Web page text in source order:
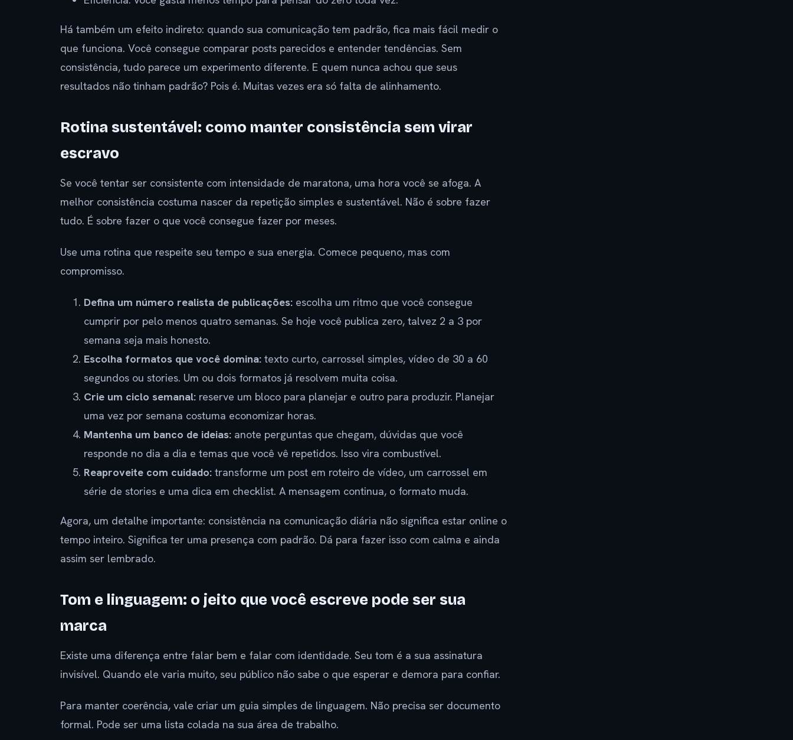
Há também um efeito indireto: quando sua comunicação tem padrão, fica mais fácil medir o
que funciona. Você consegue comparar posts parecidos e entender tendências. Sem
consistência, tudo parece um experimento diferente. E quem nunca achou que seus
resultados não tinham padrão? Pois é. Muitas vezes era só falta de alinhamento.
Rotina sustentável: como manter consistência sem virar
escravo
Se você tentar ser consistente com intensidade de maratona, uma hora você se afoga. A
melhor consistência costuma nascer da repetição simples e sustentável. Não é sobre fazer
tudo. É sobre fazer o que você consegue fazer por meses.
Use uma rotina que respeite seu tempo e sua energia. Comece pequeno, mas com
compromisso.
Defina um número realista de publicações: escolha um ritmo que você consegue
cumprir por pelo menos quatro semanas. Se hoje você publica zero, talvez 2 a 3 por
semana seja mais honesto.
Escolha formatos que você domina: texto curto, carrossel simples, vídeo de 30 a 60
segundos ou stories. Um ou dois formatos já resolvem muita coisa.
Crie um ciclo semanal: reserve um bloco para planejar e outro para produzir. Planejar
uma vez por semana costuma economizar horas.
Mantenha um banco de ideias: anote perguntas que chegam, dúvidas que você
responde no dia a dia e temas que você vê repetidos. Isso vira combustível.
Reaproveite com cuidado: transforme um post em roteiro de vídeo, um carrossel em
série de stories e uma dica em checklist. A mensagem continua, o formato muda.
Agora, um detalhe importante: consistência na comunicação diária não significa estar online o
tempo inteiro. Significa ter uma presença com padrão. Dá para fazer isso com calma e ainda
assim ser lembrado.
Tom e linguagem: o jeito que você escreve pode ser sua
marca
Existe uma diferença entre falar bem e falar com identidade. Seu tom é a sua assinatura
invisível. Quando ele varia muito, seu público não sabe o que esperar e demora para confiar.
Para manter coerência, vale criar um guia simples de linguagem. Não precisa ser documento
formal. Pode ser uma lista colada na sua área de trabalho.